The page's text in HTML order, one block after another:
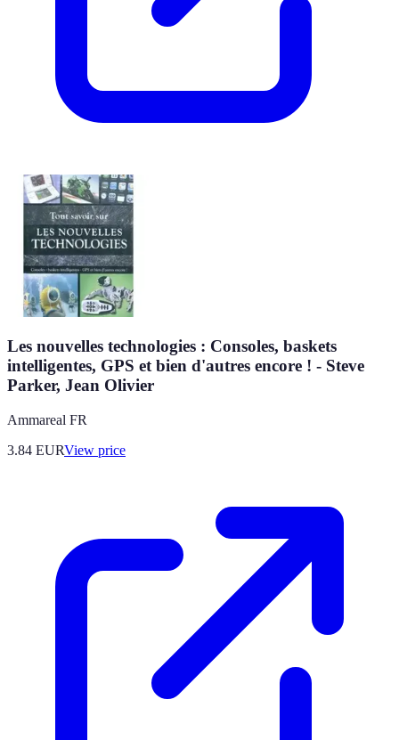
Les nouvelles technologies : Consoles, baskets
intelligentes, GPS et bien d'autres encore ! - Steve
Parker, Jean Olivier
Ammareal FR
3.84 EURView price